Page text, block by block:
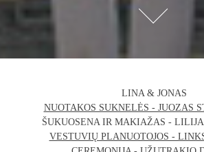
LINA & JONAS
NUOTAKOS SUKNELĖS - JUOZAS
ŠUKUOSENA IR MAKIAŽAS -
VESTUVIŲ PLANUOTOJOS -